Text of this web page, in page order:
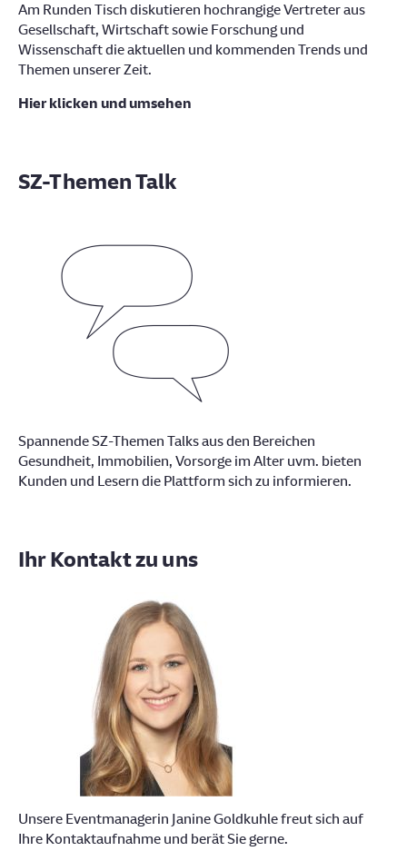
Am Runden Tisch diskutieren hochrangige Vertreter aus
Gesellschaft, Wirtschaft sowie Forschung und
Wissenschaft die aktuellen und kommenden Trends und
Themen unserer Zeit.
Hier klicken und umsehen
SZ-Themen Talk
Spannende SZ-Themen Talks aus den Bereichen
Gesundheit, Immobilien, Vorsorge im Alter uvm. bieten
Kunden und Lesern die Plattform sich zu informieren.
Ihr Kontakt zu uns
Unsere Eventmanagerin Janine Goldkuhle freut sich auf
Ihre Kontaktaufnahme und berät Sie gerne.